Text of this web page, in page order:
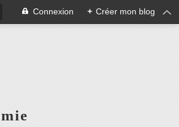
Connexion + Créer mon blog